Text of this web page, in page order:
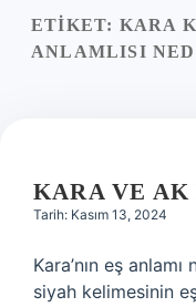
Yasal Uyarı
ETIKET: KARA
ANLAMLISI
KARA VE
Tarih: Kasım 13, 2024
Kara’nın eş
siyah kelimesinin